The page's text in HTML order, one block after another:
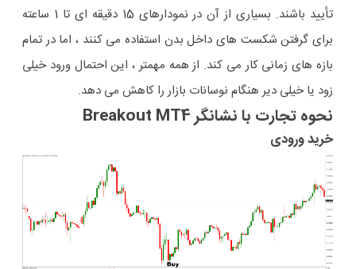
تأیید باشند. بسیاری از آن در نمودارهای 15 دقیقه ای تا 1 ساعته
برای گرفتن شکست های داخل بدن استفاده می کنند ، اما در تمام
بازه های زمانی کار می کند. از همه مهمتر ، این احتمال ورود خیلی
زود یا خیلی دیر هنگام نوسانات بازار را کاهش می دهد.
نحوه تجارت با نشانگر Breakout MT4
خرید ورودی